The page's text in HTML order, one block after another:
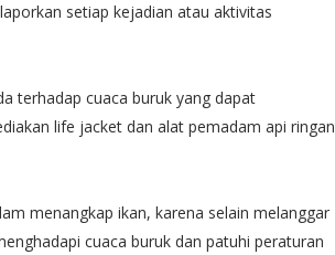
setiap kejadian atau aktivitas
terhadap cuaca buruk yang dapat
life jacket dan alat pemadam api ringan
menangkap ikan, karena selain melanggar
cuaca buruk dan patuhi peraturan